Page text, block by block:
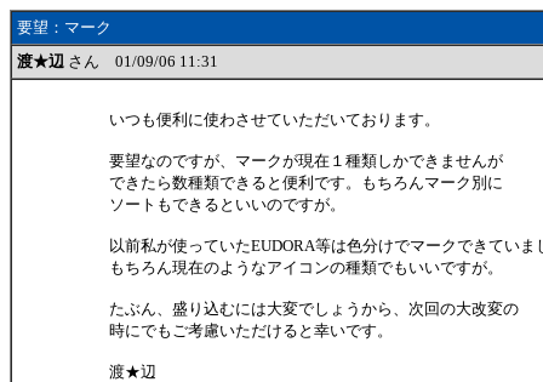
要望：マーク
渡★辺 さん 01/09/06 11:31
いつも便利に使わさせていただいております。
要望なのですが、マークが現在１種類しかできませんが
できたら数種類できると便利です。もちろんマーク別に
ソートもできるといいのですが。
以前私が使っていたEUDORA等は色分けでマークできていま
もちろん現在のようなアイコンの種類でもいいですが。
たぶん、盛り込むには大変でしょうから、次回の大改変の
時にでもご考慮いただけると幸いです。
渡★辺